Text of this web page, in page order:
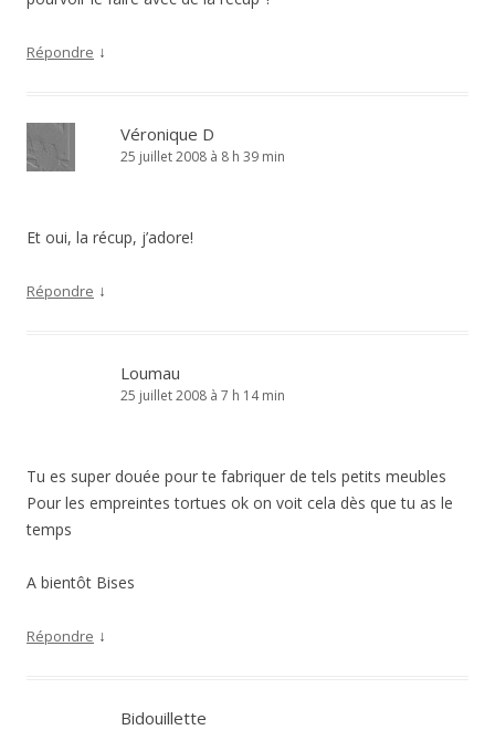
Répondre ↓
Véronique D
25 juillet 2008 à 8 h 39 min
Et oui, la récup, j’adore!
Répondre ↓
Loumau
25 juillet 2008 à 7 h 14 min
Tu es super douée pour te fabriquer de tels petits meubles
Pour les empreintes tortues ok on voit cela dès que tu as le
temps
A bientôt Bises
Répondre ↓
Bidouillette